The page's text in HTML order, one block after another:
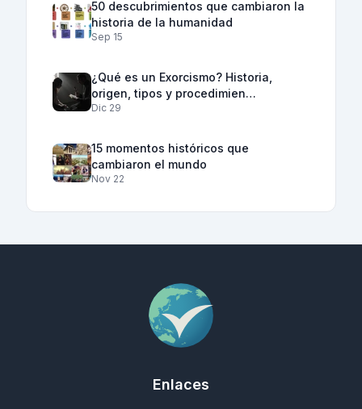
50 descubrimientos que cambiaron la
historia de la humanidad
Sep 15
¿Qué es un Exorcismo? Historia,
origen, tipos y procedimien…
Dic 29
15 momentos históricos que
cambiaron el mundo
Nov 22
Enlaces